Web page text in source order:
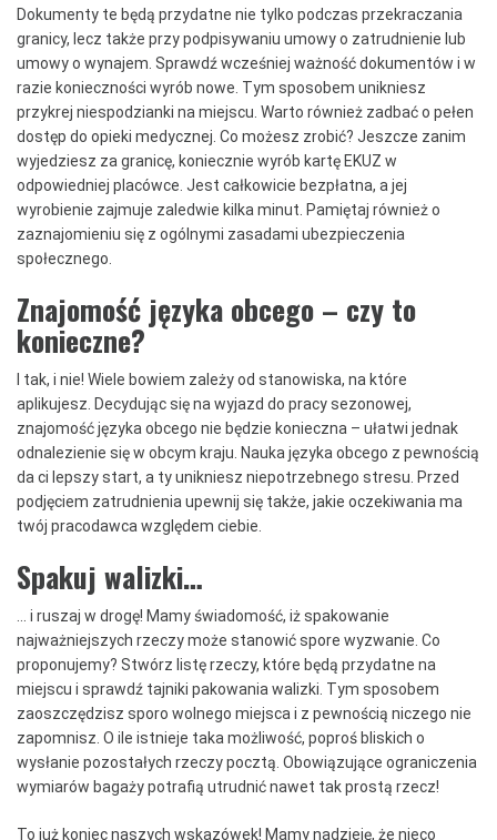
Dokumenty te będą przydatne nie tylko podczas przekraczania
granicy, lecz także przy podpisywaniu umowy o zatrudnienie lub
umowy o wynajem. Sprawdź wcześniej ważność dokumentów i w
razie konieczności wyrób nowe. Tym sposobem unikniesz
przykrej niespodzianki na miejscu. Warto również zadbać o pełen
dostęp do opieki medycznej. Co możesz zrobić? Jeszcze zanim
wyjedziesz za granicę, koniecznie wyrób kartę EKUZ w
odpowiedniej placówce. Jest całkowicie bezpłatna, a jej
wyrobienie zajmuje zaledwie kilka minut. Pamiętaj również o
zaznajomieniu się z ogólnymi zasadami ubezpieczenia
społecznego.
Znajomość języka obcego – czy to
konieczne?
I tak, i nie! Wiele bowiem zależy od stanowiska, na które
aplikujesz. Decydując się na wyjazd do pracy sezonowej,
znajomość języka obcego nie będzie konieczna – ułatwi jednak
odnalezienie się w obcym kraju. Nauka języka obcego z pewnością
da ci lepszy start, a ty unikniesz niepotrzebnego stresu. Przed
podjęciem zatrudnienia upewnij się także, jakie oczekiwania ma
twój pracodawca względem ciebie.
Spakuj walizki…
… i ruszaj w drogę! Mamy świadomość, iż spakowanie
najważniejszych rzeczy może stanowić spore wyzwanie. Co
proponujemy? Stwórz listę rzeczy, które będą przydatne na
miejscu i sprawdź tajniki pakowania walizki. Tym sposobem
zaoszczędzisz sporo wolnego miejsca i z pewnością niczego nie
zapomnisz. O ile istnieje taka możliwość, poproś bliskich o
wysłanie pozostałych rzeczy pocztą. Obowiązujące ograniczenia
wymiarów bagaży potrafią utrudnić nawet tak prostą rzecz!
To już koniec naszych wskazówek! Mamy nadzieję, że nieco